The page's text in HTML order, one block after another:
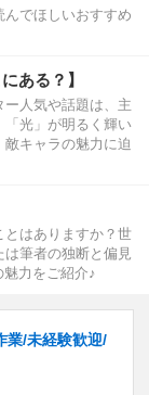
んでほしいおすすめ
ある？】
人気や話題は、主
「光」が明るく輝い
キャラの魅力に迫
とはありますか？世
は筆者の独断と偏見
魅力をご紹介♪
業/未経験歓迎/